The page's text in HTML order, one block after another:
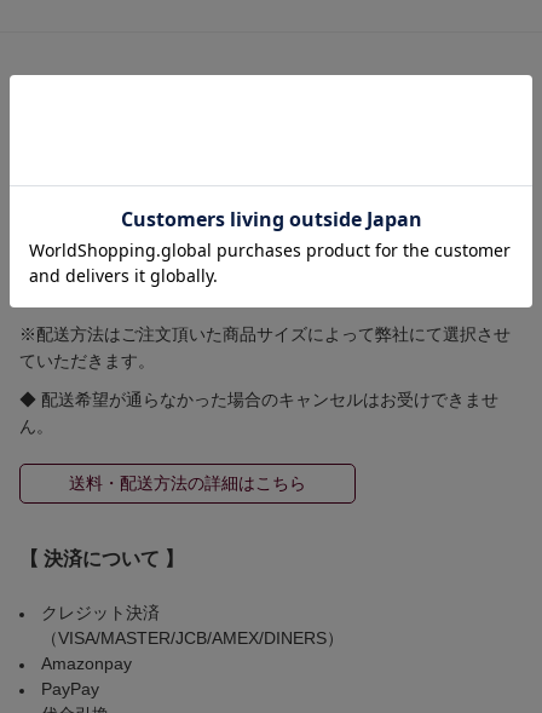
ゆうパケット 250円(規定のサイズ等の条件有)
5,500円（税込）以上お買い上げで国内送料無料！！
※配送方法はご注文頂いた商品サイズによって弊社にて選択させ
ていただきます。
◆ 配送希望が通らなかった場合のキャンセルはお受けできませ
ん。
送料・配送方法の詳細はこちら
【 決済について 】
クレジット決済
（VISA/MASTER/JCB/AMEX/DINERS）
Amazonpay
PayPay